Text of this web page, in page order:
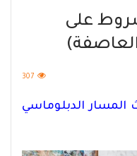
تطرح (5) شروط على
307
المسار الدبلوماسي